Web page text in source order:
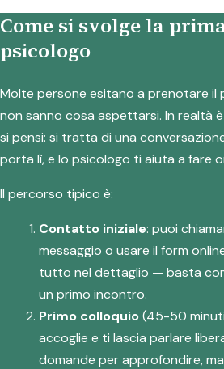
Come si svolge la
psicologo
Molte persone esitano a prenotare il
non sanno cosa aspettarsi. In realtà
si pensi: si tratta di una
porta lì, e lo psicologo ti aiuta a fare
Il percorso tipico è:
Contatto iniziale: puoi
messaggio o usare il form
tutto nel dettaglio — basta
un primo incontro.
Primo colloquio(45-50
accoglie e ti lascia parlare
domande per approfondire,